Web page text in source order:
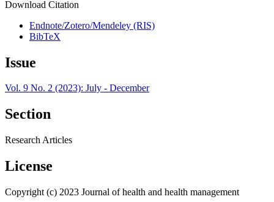
Download Citation
Endnote/Zotero/Mendeley (RIS)
BibTeX
Issue
Vol. 9 No. 2 (2023): July - December
Section
Research Articles
License
Copyright (c) 2023 Journal of health and health management